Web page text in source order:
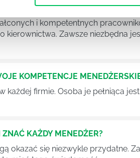
MIEĆ BRYGADZISTA?
i kompetentnych
kierownictwa. Zawsze niezbędna
KOMPETENCJE
firmie. Osoba je pełniąca
KAŻDY MENEDŻER?
okazać się niezwykle przydatne.